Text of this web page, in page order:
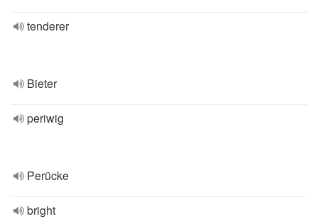
tenderer
Bieter
periwig
Perücke
bright